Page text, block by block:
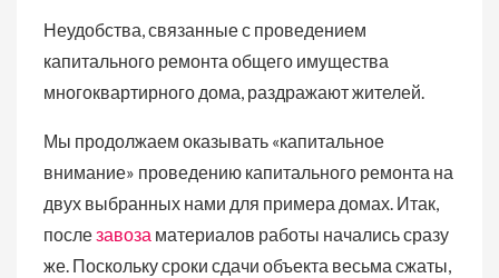
Неудобства, связанные с проведением
капитального ремонта общего имущества
многоквартирного дома, раздражают жителей.
Мы продолжаем оказывать «капитальное
внимание» проведению капитального ремонта на
двух выбранных нами для примера домах. Итак,
послезавоза материалов работы начались сразу
же. Поскольку сроки сдачи объекта весьма сжаты,